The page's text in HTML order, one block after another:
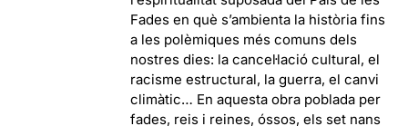
Fades en què s’ambienta la història fins
a les polèmiques més comuns dels
nostres dies: la cancel·lació cultural, el
racisme estructural, la guerra, el canvi
climàtic… En aquesta obra poblada per
fades, reis i reines, óssos, els set nans